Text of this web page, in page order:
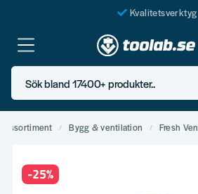
Kvalitetsverktyg
Fraktfritt över 999
En järnhandel för
Butik i Göteborg
Sök bland 17400+ produkter..
Bygg & ventilation Fresh
-25%